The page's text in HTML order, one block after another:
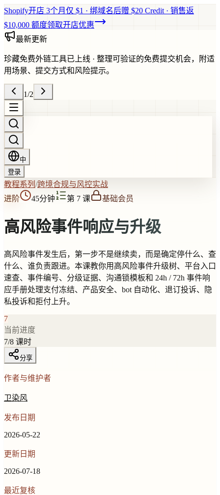
Shopify开店 3个月仅 $1 · 绑域名后赠 $20 Credit · 销售返
$10,000 额度领取开店优惠
最新更新
珍藏免费外链工具已上线 · 整理可验证的免费提交机会，附适
用场景、提交方式和风险提示。
1/2
中
登录
教程系列 /跨境合规与风控实战
进阶
45分钟 第 7 课 基础会员
高风险事件响应与升级
高风险事件发生后，第一步不是继续卖，而是确定停什么、查
什么、谁负责跟进。本课教你用高风险事件升级树、平台入口
速查、事件编号、分级证据、沟通锁模板和 24h / 72h 事件响
应手册处理支付冻结、产品安全、bot 自动化、退订投诉、隐
私投诉和拒付上升。
7
当前进度
7/8 课时
分享
作者与维护者
卫染风
发布日期
2026-05-22
更新日期
2026-07-18
最近复核